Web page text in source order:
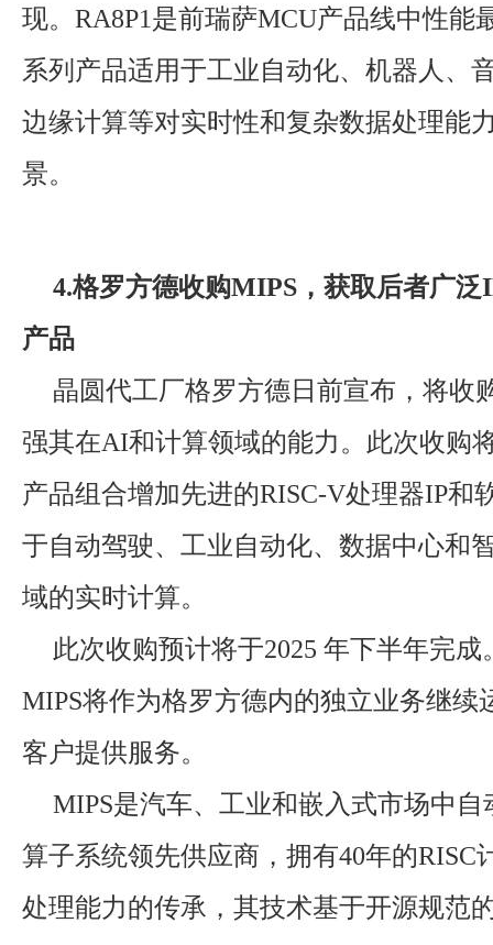
现。RA8P1是前瑞萨MCU产品线中性能
系列产品适用于工业自动化、机器人、
边缘计算等对实时性和复杂数据处理能
景。
4.格罗方德收购MIPS，获取后者广泛
产品
晶圆代工厂格罗方德日前宣布，将收
强其在AI和计算领域的能力。此次收购
产品组合增加先进的RISC-V处理器IP和
于自动驾驶、工业自动化、数据中心和
域的实时计算。
此次收购预计将于2025 年下半年完
MIPS将作为格罗方德内的独立业务继续
客户提供服务。
MIPS是汽车、工业和嵌入式市场中
算子系统领先供应商，拥有40年的RISC
处理能力的传承，其技术基于开源规范